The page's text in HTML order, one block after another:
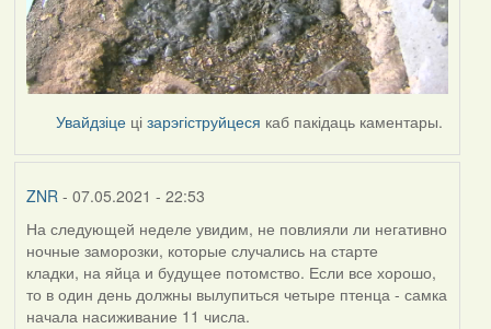
Увайдзіце цізарэгіструйцеся каб пакідаць каментары.
ZNR- 07.05.2021 - 22:53
На следующей неделе увидим, не повлияли ли негативно
ночные заморозки, которые случались на старте
кладки, на яйца и будущее потомство. Если все хорошо,
то в один день должны вылупиться четыре птенца - самка
начала насиживание 11 числа.